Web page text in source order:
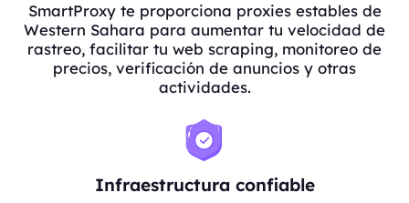
SmartProxy te proporciona proxies estables de
Western Sahara para aumentar tu velocidad de
rastreo, facilitar tu web scraping, monitoreo de
precios, verificación de anuncios y otras
actividades.
Infraestructura confiable